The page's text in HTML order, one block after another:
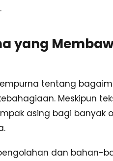
yang
tentang
Meskipun
asing bagi banyak
dan bahan-